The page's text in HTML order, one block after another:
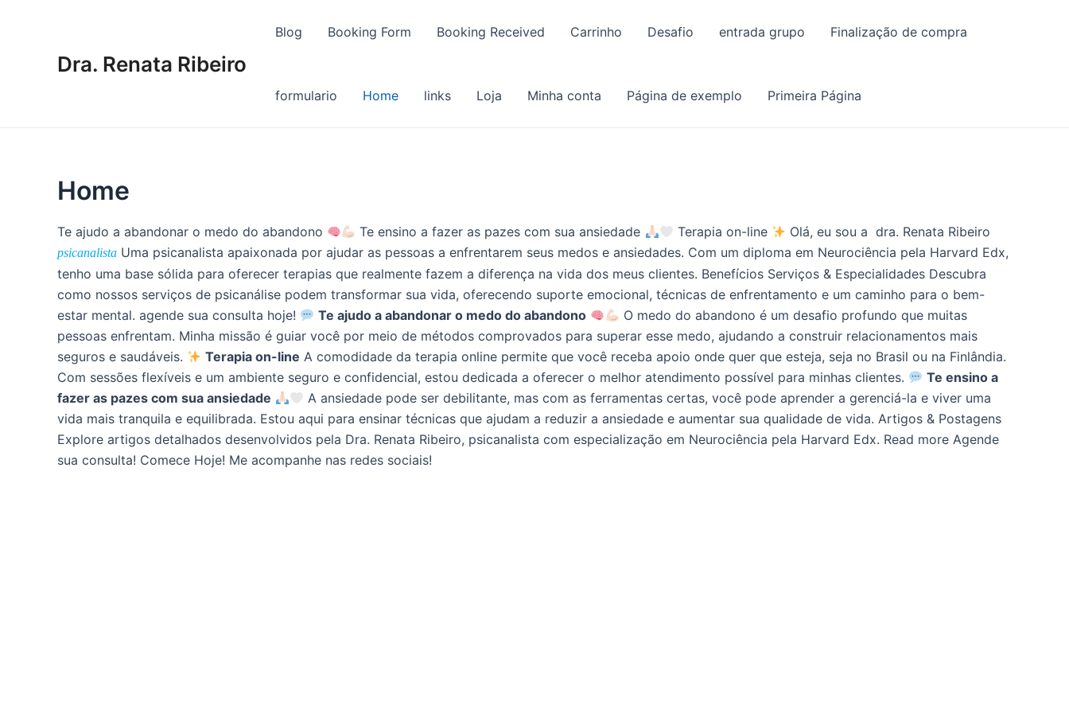
Dra. Renata Ribeiro
Blog Booking Form Booking Received Carrinho Desafio entrada grupo Finalização de compra
formulario Home links Loja Minha conta Página de exemplo Primeira Página
Home
Te ajudo a abandonar o medo do abandono Te ensino a fazer as pazes com sua ansiedade Terapia on-line Olá, eu sou a dra. Renata Ribeiro
psicanalista Uma psicanalista apaixonada por ajudar as pessoas a enfrentarem seus medos e ansiedades. Com um diploma em Neurociência pela Harvard Edx,
tenho uma base sólida para oferecer terapias que realmente fazem a diferença na vida dos meus clientes. Benefícios Serviços & Especialidades Descubra
como nossos serviços de psicanálise podem transformar sua vida, oferecendo suporte emocional, técnicas de enfrentamento e um caminho para o bem-
estar mental. agende sua consulta hoje!
Te ajudo a abandonar o medo do abandono
O medo do abandono é um desafio profundo que muitas
pessoas enfrentam. Minha missão é guiar você por meio de métodos comprovados para superar esse medo, ajudando a construir relacionamentos mais
seguros e saudáveis.
Terapia on-line A comodidade da terapia online permite que você receba apoio onde quer que esteja, seja no Brasil ou na Finlândia.
Com sessões flexíveis e um ambiente seguro e confidencial, estou dedicada a oferecer o melhor atendimento possível para minhas clientes.
Te ensino a
fazer as pazes com sua ansiedade
A ansiedade pode ser debilitante, mas com as ferramentas certas, você pode aprender a gerenciá-la e viver uma
vida mais tranquila e equilibrada. Estou aqui para ensinar técnicas que ajudam a reduzir a ansiedade e aumentar sua qualidade de vida. Artigos & Postagens
Explore artigos detalhados desenvolvidos pela Dra. Renata Ribeiro, psicanalista com especialização em Neurociência pela Harvard Edx. Read more Agende
sua consulta! Comece Hoje! Me acompanhe nas redes sociais!